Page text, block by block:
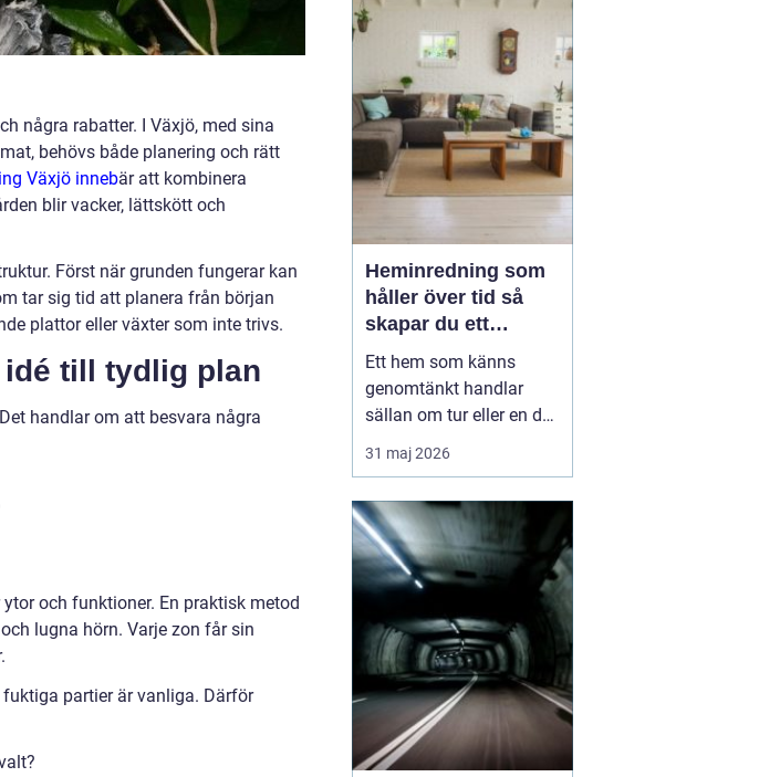
några rabatter. I Växjö, med sina
behövs både planering och rätt
Växjö innebär att kombinera
blir vacker, lättskött och
Först när grunden fungerar kan
tar sig tid att planera från början
plattor eller växter som inte trivs.
till tydlig plan
handlar om att besvara några
och funktioner. En praktisk metod
lugna hörn. Varje zon får sin
partier är vanliga. Därför
och tyst, medan resten
av dagen kan ägnas åt
annat. För många
handlar valet inte bara
om...
Heminredning som
håller över tid så
skapar du ett
medvetet hem
Ett hem som känns
genomtänkt handlar
sällan om tur eller en dyr
soffgrupp. Det handlar
om att förstå
detaljer och låta varje
rum få en tydlig roll. När
färger, textilier, ljus och...
31 maj 2026